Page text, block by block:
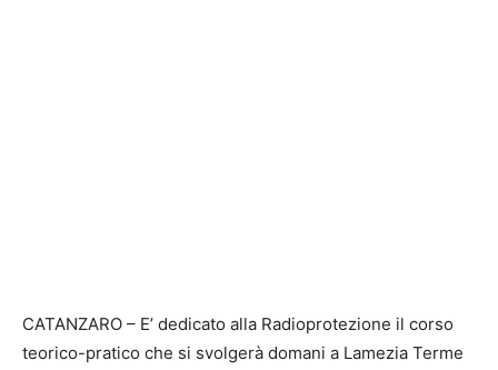
CATANZARO – E’ dedicato alla Radioprotezione il corso
teorico-pratico che si svolgerà domani a Lamezia Terme